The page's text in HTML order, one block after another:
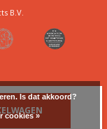
B.V.
Is dat akkoord?
cookies »